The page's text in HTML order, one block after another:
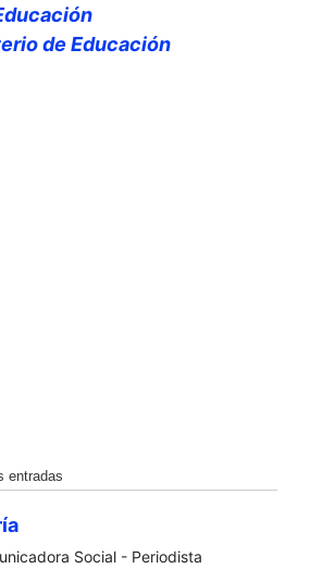
de Educación
entradas
Social - Periodista